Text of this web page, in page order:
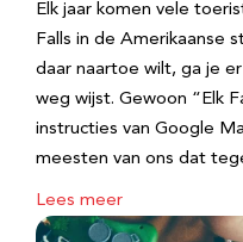
Elk jaar komen vele
Falls in de Amerikaanse
daar naartoe wilt, ga je
weg wijst. Gewoon “Elk
instructies van Google
meesten van ons dat
Lees meer